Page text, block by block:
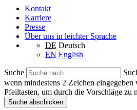
Kontakt
Karriere
Presse
Über uns in leichter Sprache
DE Deutsch
EN English
Suche
wenn mindestens 2 Zeichen
Pfeiltasten, um durch die Vorschläge zu
Suche abschicken